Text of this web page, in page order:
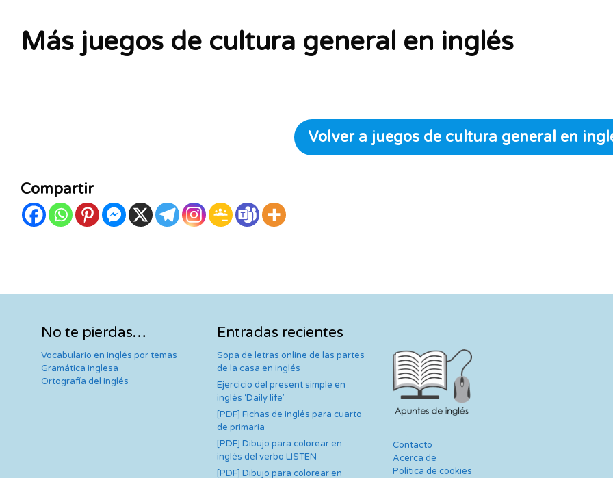
Más juegos de cultura general en inglés
Volver a juegos de cultura general en
Compartir
No te pierdas…
Vocabulario en inglés por temas
Gramática inglesa
Ortografía del inglés
Entradas recientes
Sopa de letras online de las partes
de la casa en inglés
Ejercicio del present simple en
inglés ‘Daily life’
[PDF] Fichas de inglés para cuarto
de primaria
[PDF] Dibujo para colorear en
inglés del verbo LISTEN
[PDF] Dibujo para colorear en
Contacto
Acerca de
Política de cookies